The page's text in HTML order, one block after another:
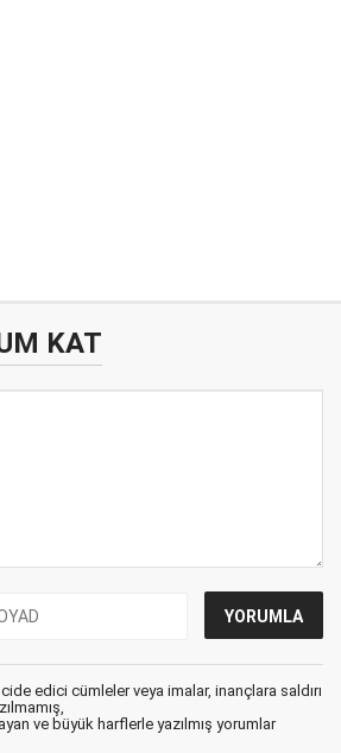
KAT
edici cümleler veya imalar, inançlara saldırı
ve büyük harflerle yazılmış yorumlar